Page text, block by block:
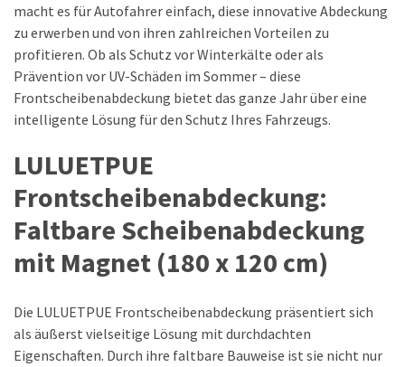
macht es für Autofahrer einfach, diese innovative Abdeckung
zu erwerben und von ihren zahlreichen Vorteilen zu
profitieren. Ob als Schutz vor Winterkälte oder als
Prävention vor UV-Schäden im Sommer – diese
Frontscheibenabdeckung bietet das ganze Jahr über eine
intelligente Lösung für den Schutz Ihres Fahrzeugs.
LULUETPUE
Frontscheibenabdeckung:
Faltbare Scheibenabdeckung
mit Magnet (180 x 120 cm)
Die LULUETPUE Frontscheibenabdeckung präsentiert sich
als äußerst vielseitige Lösung mit durchdachten
Eigenschaften. Durch ihre faltbare Bauweise ist sie nicht nur